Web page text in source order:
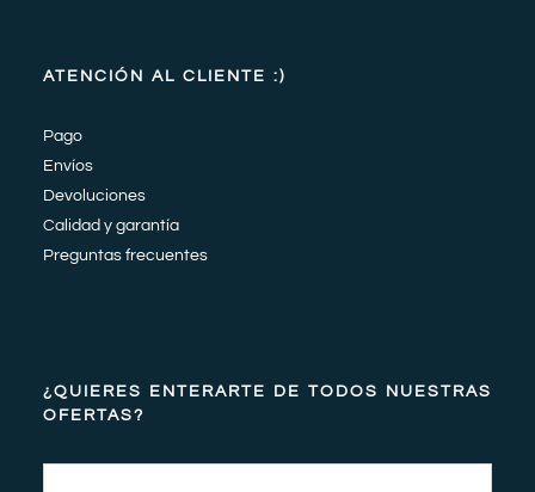
ATENCIÓN AL CLIENTE :)
Pago
Envíos
Devoluciones
Calidad y garantía
Preguntas frecuentes
¿QUIERES ENTERARTE DE TODOS NUESTRAS
OFERTAS?